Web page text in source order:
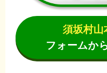
須坂村山
フォームか